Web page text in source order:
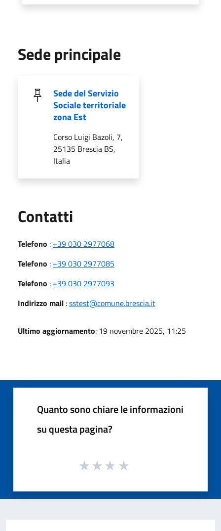
Sede principale
Sede del Servizio
Sociale territoriale
zona Est
Corso Luigi Bazoli, 7,
25135 Brescia BS,
Italia
Contatti
Telefono : +39 030 2977068
Telefono : +39 030 2977085
Telefono : +39 030 2977093
Indirizzo mail :sstest@comune.brescia.it
Ultimo aggiornamento: 19 novembre 2025, 11:25
Quanto sono chiare le informazioni
su questa pagina?